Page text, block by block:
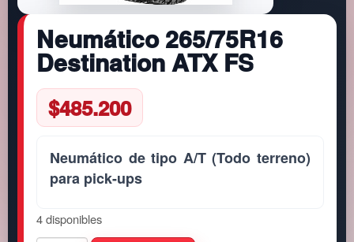
Neumático 265/75R16
Destination ATX FS
$485.200
Neumático de tipo A/T (Todo terreno)
para pick-ups
4 disponibles